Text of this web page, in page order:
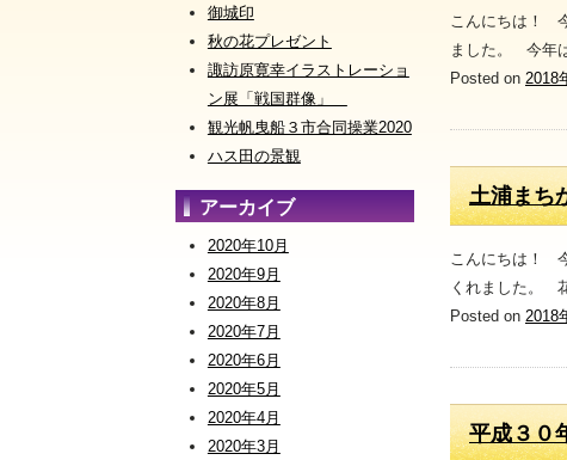
御城印
秋の花プレゼント
諏訪原寛幸イラストレーショ
ン展「戦国群像」
観光帆曳船３市合同操業2020
ハス田の景観
アーカイブ
2020年10月
2020年9月
2020年8月
2020年7月
2020年6月
2020年5月
2020年4月
2020年3月
こんにちは！
ました。 今年
Posted on 2018
土浦まち
こんにちは！
くれました。
Posted on 2018
平成３０